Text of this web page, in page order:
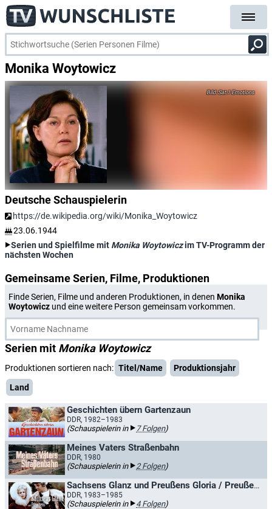
Monika Woytowicz
Sat.1 Emotions
Deutsche Schauspielerin
https://de.wikipedia.org/wiki/Monika_Woytowicz
23.06.1944
Serien und Spielfilme mit Monika Woytowiczim TV-Programm der
nächsten Wochen
Gemeinsame Serien, Filme, Produktionen
Finde Serien, Filme und anderen Produktionen, in denen Monika
Woytowicz und eine weitere Person gemeinsam vorkommen.
Serien mit Monika Woytowicz
Produktionen sortieren nach: Titel/Name
Produktionsjahr
Land
Geschichten übern Gartenzaun
DDR, 1982–1983
(Schauspielerin in 7 Folgen)
Meines Vaters Straßenbahn
DDR, 1980
(Schauspielerin in 2 Folgen)
Sachsens Glanz und Preußens Gloria / Preußens Glanz und Glorie
DDR, 1983–1985
(Schauspielerin in 4 Folgen)